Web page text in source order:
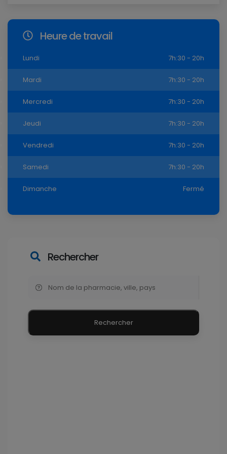
Heure de travail
Lundi 7h:30 - 20h
Mardi 7h:30 - 20h
Mercredi 7h:30 - 20h
Jeudi 7h:30 - 20h
Vendredi 7h:30 - 20h
Samedi 7h:30 - 20h
Dimanche Fermé
Rechercher
Rechercher